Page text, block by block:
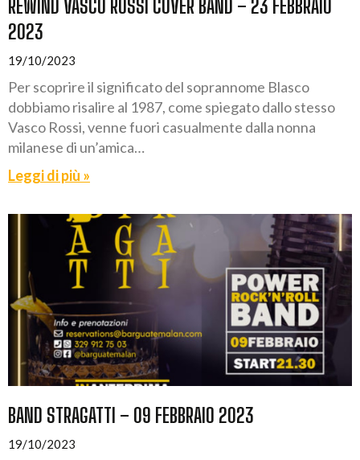
REWIND VASCO ROSSI COVER BAND – 23 FEBBRAIO
2023
19/10/2023
Per scoprire il significato del soprannome Blasco
dobbiamo risalire al 1987, come spiegato dallo stesso
Vasco Rossi, venne fuori casualmente dalla nonna
milanese di un’amica…
Leggi di più »
BAND STRAGATTI – 09 FEBBRAIO 2023
19/10/2023